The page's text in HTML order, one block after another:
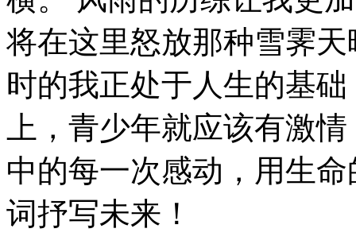
将在这里怒放那种雪霁
时的我正处于人生的基
上，青少年就应该有激
中的每一次感动，用生
词抒写未来！